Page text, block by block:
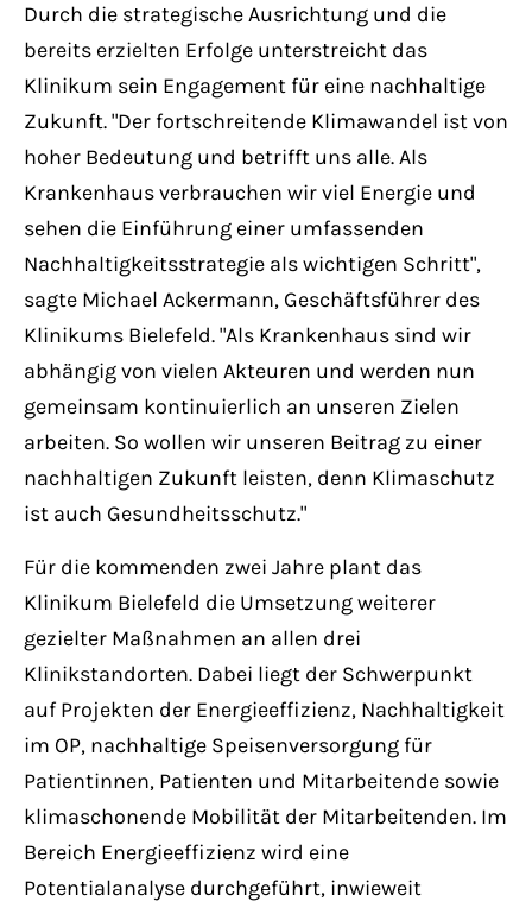
Durch die strategische Ausrichtung und die
bereits erzielten Erfolge unterstreicht das
Klinikum sein Engagement für eine nachhaltige
Zukunft. "Der fortschreitende Klimawandel ist von
hoher Bedeutung und betrifft uns alle. Als
Krankenhaus verbrauchen wir viel Energie und
sehen die Einführung einer umfassenden
Nachhaltigkeitsstrategie als wichtigen Schritt",
sagte Michael Ackermann, Geschäftsführer des
Klinikums Bielefeld. "Als Krankenhaus sind wir
abhängig von vielen Akteuren und werden nun
gemeinsam kontinuierlich an unseren Zielen
arbeiten. So wollen wir unseren Beitrag zu einer
nachhaltigen Zukunft leisten, denn Klimaschutz
ist auch Gesundheitsschutz."
Für die kommenden zwei Jahre plant das
Klinikum Bielefeld die Umsetzung weiterer
gezielter Maßnahmen an allen drei
Klinikstandorten. Dabei liegt der Schwerpunkt
auf Projekten der Energieeffizienz, Nachhaltigkeit
im OP, nachhaltige Speisenversorgung für
Patientinnen, Patienten und Mitarbeitende sowie
klimaschonende Mobilität der Mitarbeitenden. Im
Bereich Energieeffizienz wird eine
Potentialanalyse durchgeführt, inwieweit